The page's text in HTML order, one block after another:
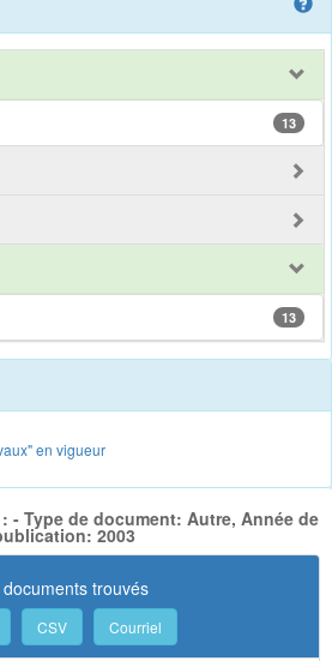
13
13
en vigueur
- Type de document: Autre, Année de
2003
documents trouvés
CSV Courriel